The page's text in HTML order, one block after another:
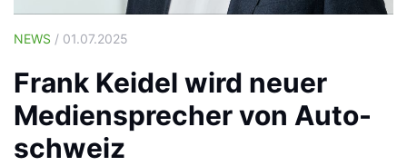
NEWS / 01.07.2025
Frank Keidel wird neuer
Mediensprecher von Auto-
schweiz